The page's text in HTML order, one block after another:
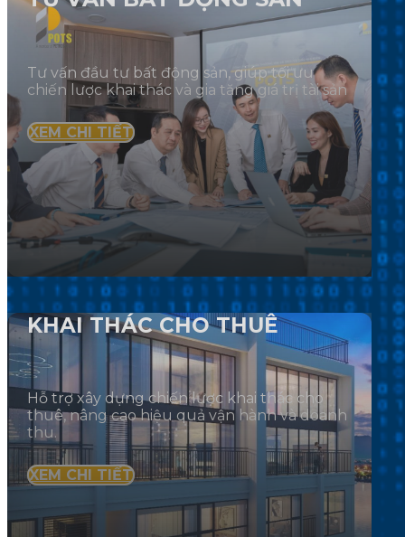
Tư vấn đầu tư bất động sản, giúp tối ưu
chiến lược khai thác và gia tăng giá trị tài sản
XEM CHI TIẾT
KHAI THÁC CHO THUÊ
Hỗ trợ xây dựng chiến lược khai thác cho
thuê, nâng cao hiệu quả vận hành và doanh
thu.
XEM CHI TIẾT